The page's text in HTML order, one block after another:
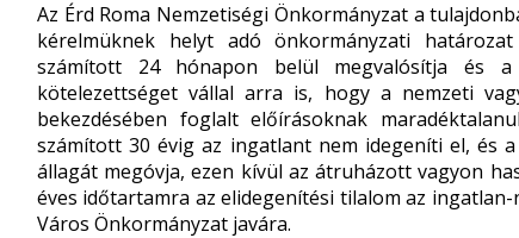
Az Érd Roma Nemzetiségi Önkormányzat a
kérelmüknek helyt adó önkormányzati
számított 24 hónapon belül megvalósítja és a
kötelezettséget vállal arra is, hogy a nemzeti
bekezdésében foglalt előírásoknak
számított 30 évig az ingatlant nem idegeníti el, és
állagát megóvja, ezen kívül az átruházott vagyon
éves időtartamra az elidegenítési tilalom az
Város Önkormányzat javára.